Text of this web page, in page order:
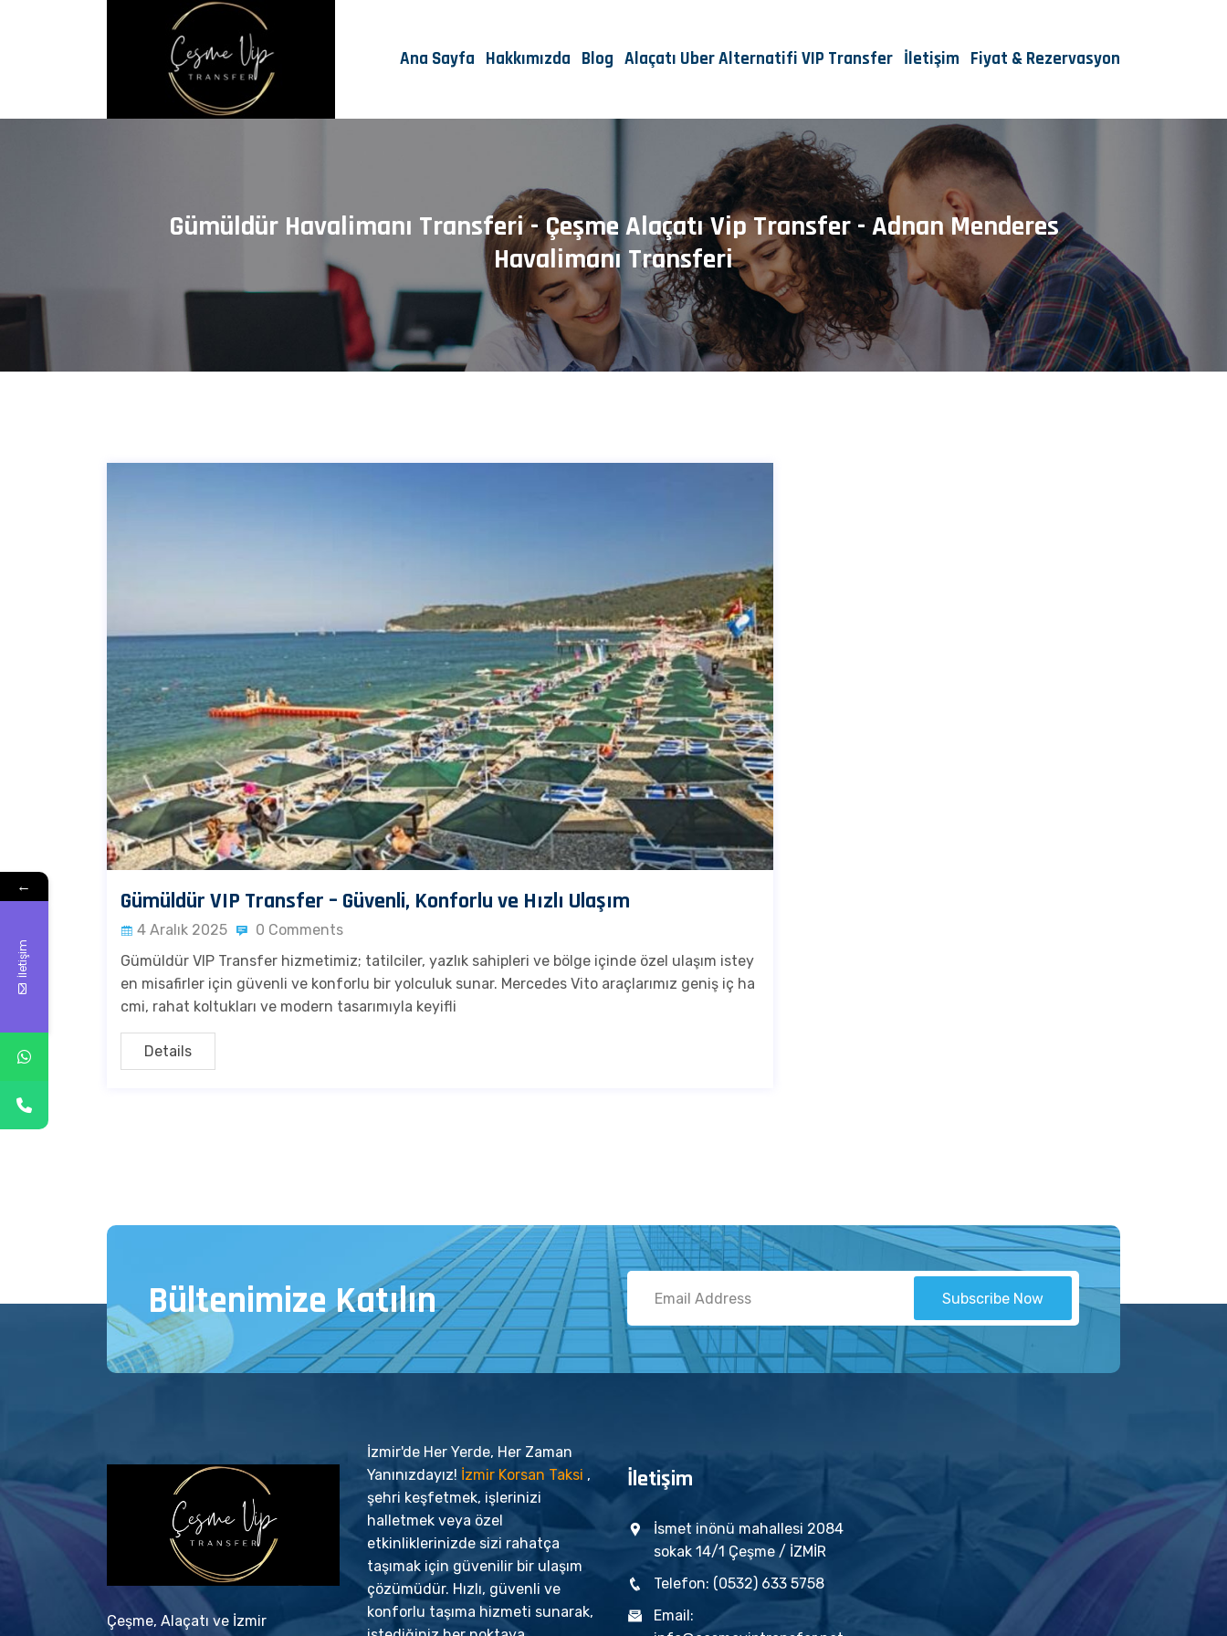
Ana Sayfa Hakkımızda Blog Alaçatı Uber Alternatifi VIP Transfer İletişim Fiyat & Rezervasyon
Gümüldür Havalimanı Transferi - Çeşme Alaçatı Vip Transfer - Adnan Menderes
Havalimanı Transferi
Gümüldür VIP Transfer – Güvenli, Konforlu ve Hızlı Ulaşım
4 Aralık 2025
0 Comments
Gümüldür VIP Transfer hizmetimiz; tatilciler, yazlık sahipleri ve bölge içinde özel ulaşım istey
en misafirler için güvenli ve konforlu bir yolculuk sunar. Mercedes Vito araçlarımız geniş iç ha
cmi, rahat koltukları ve modern tasarımıyla keyifli
Details
Bültenimize Katılın Subscribe Now
Çeşme, Alaçatı ve İzmir
İzmir'de Her Yerde, Her Zaman
Yanınızdayız! İzmir Korsan Taksi ,
şehri keşfetmek, işlerinizi
halletmek veya özel
etkinliklerinizde sizi rahatça
taşımak için güvenilir bir ulaşım
çözümüdür. Hızlı, güvenli ve
konforlu taşıma hizmeti sunarak,
İletişim
İsmet inönü mahallesi 2084
sokak 14/1 Çeşme / İZMİR
Telefon: (0532) 633 5758
Email:
←
İletişim